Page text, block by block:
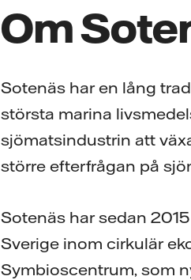
Om
Sotenäs har en lång
största marina
sjömatsindustrin att
större efterfrågan på
Sotenäs har sedan
Sverige inom cirkulär
Symbioscentrum, som